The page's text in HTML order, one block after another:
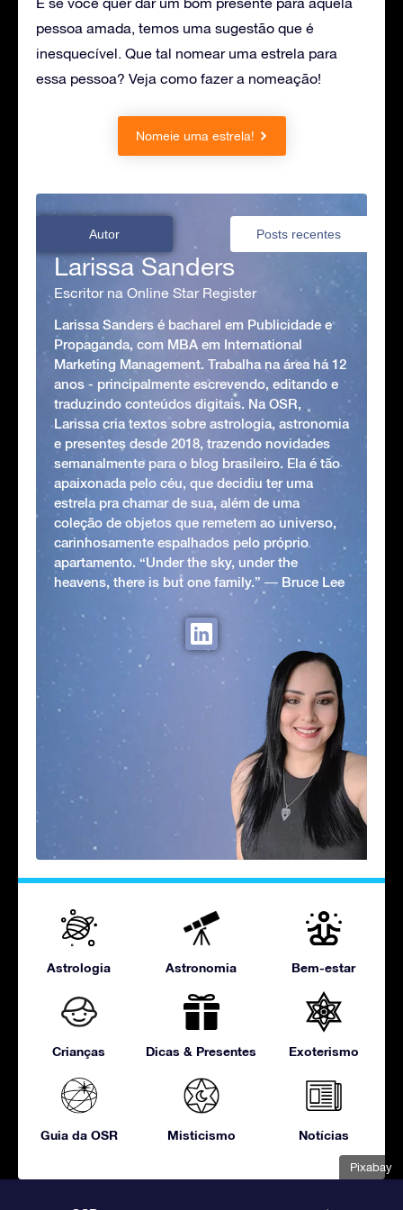
Pixabay
pessoa amada, temos uma sugestão que é
inesquecível. Que tal nomear uma estrela para
essa pessoa? Veja como fazer a nomeação!
Nomeie uma estrela!
Autor Posts recentes
Larissa Sanders
Escritor na Online Star Register
Larissa Sanders é bacharel em Publicidade e
Propaganda, com MBA em International
Marketing Management. Trabalha na área há 12
anos - principalmente escrevendo, editando e
traduzindo conteúdos digitais. Na OSR,
Larissa cria textos sobre astrologia, astronomia
e presentes desde 2018, trazendo novidades
semanalmente para o blog brasileiro. Ela é tão
apaixonada pelo céu, que decidiu ter uma
estrela pra chamar de sua, além de uma
coleção de objetos que remetem ao universo,
carinhosamente espalhados pelo próprio
apartamento. “Under the sky, under the
heavens, there is but one family.” ― Bruce Lee
Astrologia Astronomia Bem-estar
Crianças Dicas & Presentes Exoterismo
Guia da OSR Misticismo Notícias